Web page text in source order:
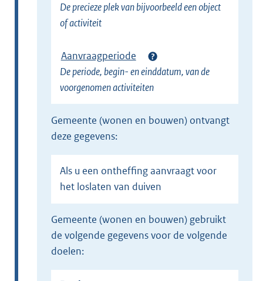
De precieze plek van bijvoorbeeld een object
of activiteit
Aanvraagperiode
De periode, begin- en einddatum, van de
voorgenomen activiteiten
gemeente (wonen en bouwen) ontvangt
deze gegevens:
Als u een ontheffing aanvraagt voor
het loslaten van duiven
gemeente (wonen en bouwen) gebruikt
de volgende gegevens voor de volgende
doelen: